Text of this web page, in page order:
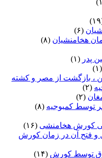
(۶)
هخامنشیان (۸)
پدر (۱)
(۱)
، بازگشت از مصر و کشته
(۲)
(۲)
توسط کمبوجیه (۸)
کورش هخامنشی (۱۶)
و فتح آن در زمان کورش
توسط کورش (۱۴)